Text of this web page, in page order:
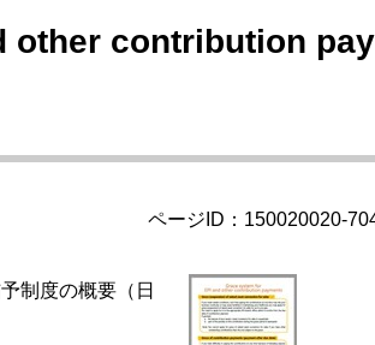
contribution
ページID：150020020-
制度の概要（日